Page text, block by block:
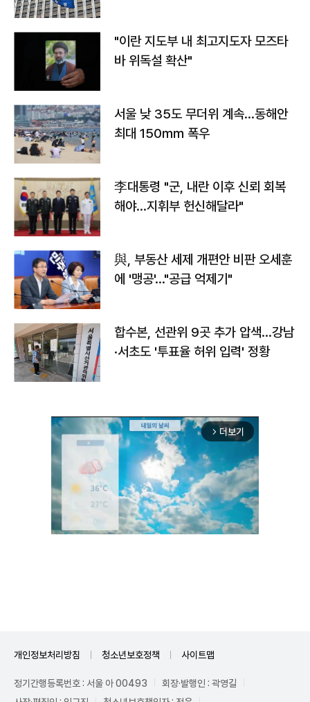
"이란 지도부 내 최고지도자 모즈타
바 위독설 확산"
서울 낮 35도 무더위 계속…동해안
최대 150㎜ 폭우
李대통령 "군, 내란 이후 신뢰 회복
해야…지휘부 헌신해달라"
與, 부동산 세제 개편안 비판 오세훈
에 '맹공'…"공급 억제기"
합수본, 선관위 9곳 추가 압색…강남
·서초도 '투표율 허위 입력' 정황
arrow_forward_ios 더보기
개인정보처리방침 청소년보호정책 사이트맵
정기간행등록번호 : 서울 아 00493
회장·발행인 : 곽영길